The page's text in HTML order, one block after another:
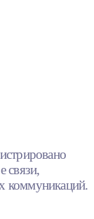
связи,
коммуникаций.